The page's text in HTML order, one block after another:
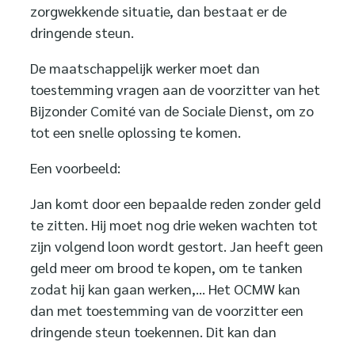
zorgwekkende situatie, dan bestaat er de
dringende steun.
De maatschappelijk werker moet dan
toestemming vragen aan de voorzitter van het
Bijzonder Comité van de Sociale Dienst, om zo
tot een snelle oplossing te komen.
Een voorbeeld:
Jan komt door een bepaalde reden zonder geld
te zitten. Hij moet nog drie weken wachten tot
zijn volgend loon wordt gestort. Jan heeft geen
geld meer om brood te kopen, om te tanken
zodat hij kan gaan werken,... Het OCMW kan
dan met toestemming van de voorzitter een
dringende steun toekennen. Dit kan dan